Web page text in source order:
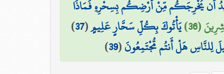
أَن يُخْرِجَكُم مِّنْ أَرْضِكُم بِسِحْرِهِ فَمَاذَا
(36)
يَأْتُوكَ بِكُلِّ سَحَّارٍ عَلِيمٍ(
37
)
لِلنَّاسِ هَلْ أَنتُم مُّجْتَمِعُونَ(
39
)